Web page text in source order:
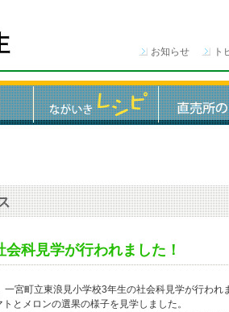
お知らせ ト
科見学が行われました！
一宮町立東浪見小学校3年生の社会科見学が行われ
とメロンの選果の様子を見学しました。